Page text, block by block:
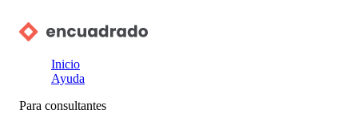
Inicio
Ayuda
Para consultantes